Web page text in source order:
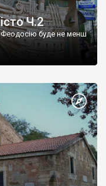
Ч.2
Феодосію буде не менш